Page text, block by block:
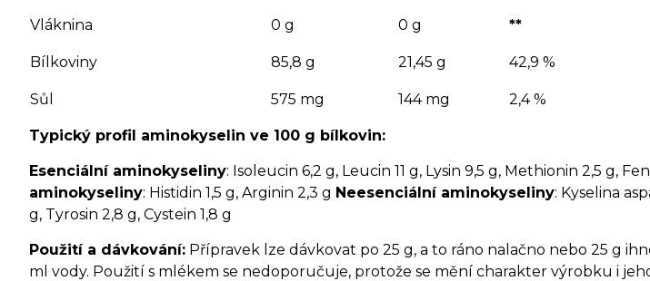
Vláknina 0 g 0 g **
Bílkoviny 85,8 g 21,45 g 42,9 %
Sůl 575 mg 144 mg 2,4 %
Typický profil aminokyselin ve 100 g bílkovin:
Esenciální aminokyseliny: Isoleucin 6,2 g, Leucin 11 g, Lysin 9,5 g, Methionin 2,5 g,
aminokyseliny: Histidin 1,5 g, Arginin 2,3 g Neesenciální aminokyseliny: Kyselina
g, Tyrosin 2,8 g, Cystein 1,8 g
Použití a dávkování: Přípravek lze dávkovat po 25 g, a to ráno nalačno nebo 25 g
ml vody. Použití s mlékem se nedoporučuje, protože se mění charakter výrobku i